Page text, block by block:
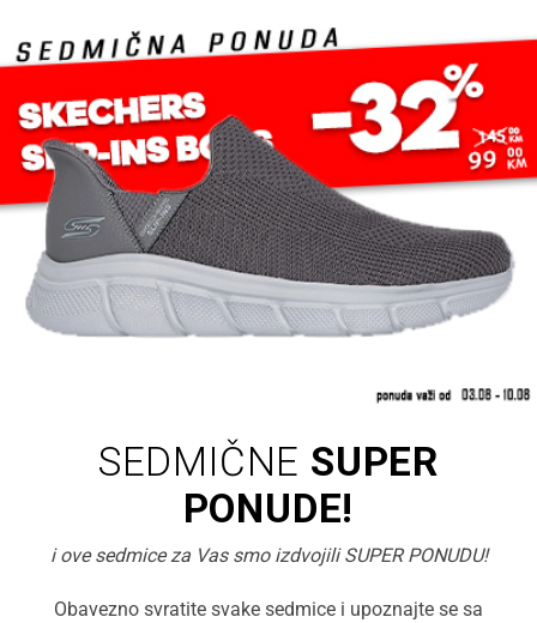
SEDMIČNE SUPER
PONUDE!
i ove sedmice za Vas smo izdvojili SUPER PONUDU!
Obavezno svratite svake sedmice i upoznajte se sa